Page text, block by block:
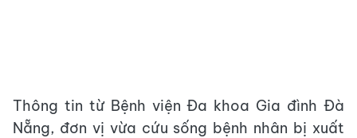
Thông tin từ Bệnh viện Đa khoa Gia đình Đà
Nẵng, đơn vị vừa cứu sống bệnh nhân bị xuất